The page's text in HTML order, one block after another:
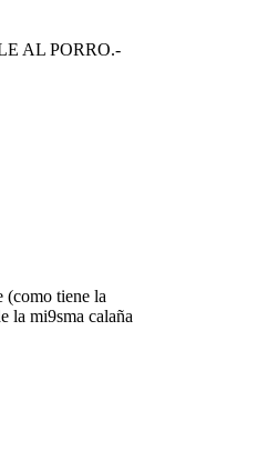
AL PORRO.-
(como tiene la
la mi9sma calaña